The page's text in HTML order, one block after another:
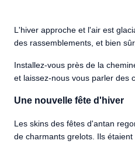
L'hiver approche et l'air est
des rassemblements, et bien
Installez-vous près de la
et laissez-nous vous parler des
Une nouvelle fête d'hiver
Les skins des fêtes d'antan
de charmants grelots. Ils